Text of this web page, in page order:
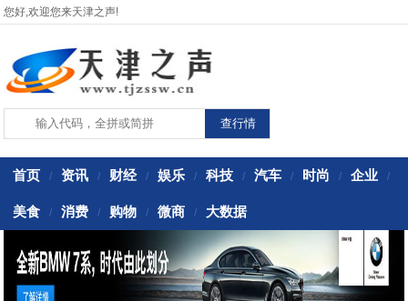
您好,欢迎您来天津之声!
首页 / 资讯 / 财经 / 娱乐 / 科技 / 汽车 / 时尚 / 企业 /
美食 / 消费 / 购物 / 微商 / 大数据